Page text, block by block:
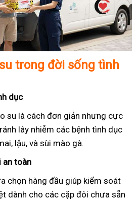
trong đời sống tình
dục
su là cách đơn giản nhưng cực
lây nhiễm các bệnh tình dục
lậu, và sùi mào gà.
an toàn
chọn hàng đầu giúp kiểm soát
dành cho các cặp đôi chưa sẵn